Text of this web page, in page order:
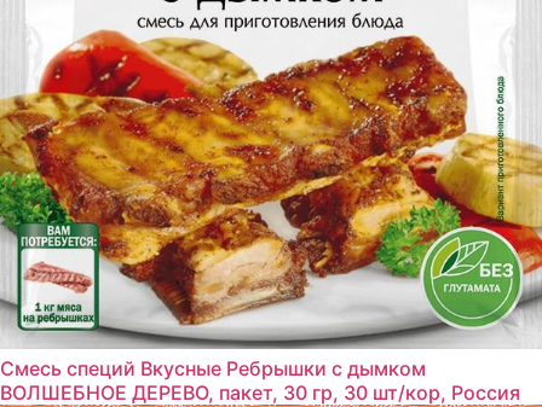
Смесь специй Вкусные Ребрышки с дымком
ВОЛШЕБНОЕ ДЕРЕВО, пакет, 30 гр, 30 шт/кор, Россия